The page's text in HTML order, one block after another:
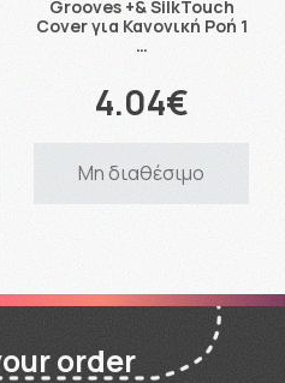
Grooves +& SilkTouch
Cover για Κανονική Ροή 1
…
4.04€
Μη διαθέσιμο
order